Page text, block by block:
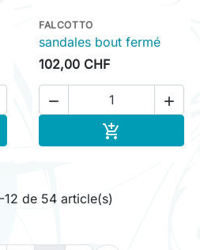
FALCOTTO
sandales bout fermé
102,00 CHF
 

12 de 54 article(s)